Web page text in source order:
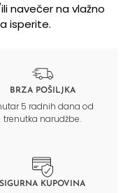
navečer na vlažno
isperite.
BRZA POŠILJKA
5 radnih dana od
trenutka narudžbe.
SIGURNA KUPOVINA